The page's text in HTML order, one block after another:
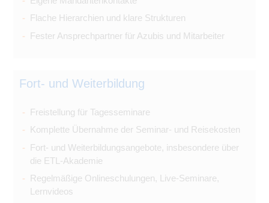
Flache Hierarchien und klare Strukturen
Fester Ansprechpartner für Azubis und Mitarbeiter
Fort- und Weiterbildung
Freistellung für Tagesseminare
Komplette Übernahme der Seminar- und Reisekosten
Fort- und Weiterbildungsangebote, insbesondere über
die ETL-Akademie
Regelmäßige Onlineschulungen, Live-Seminare,
Lernvideos